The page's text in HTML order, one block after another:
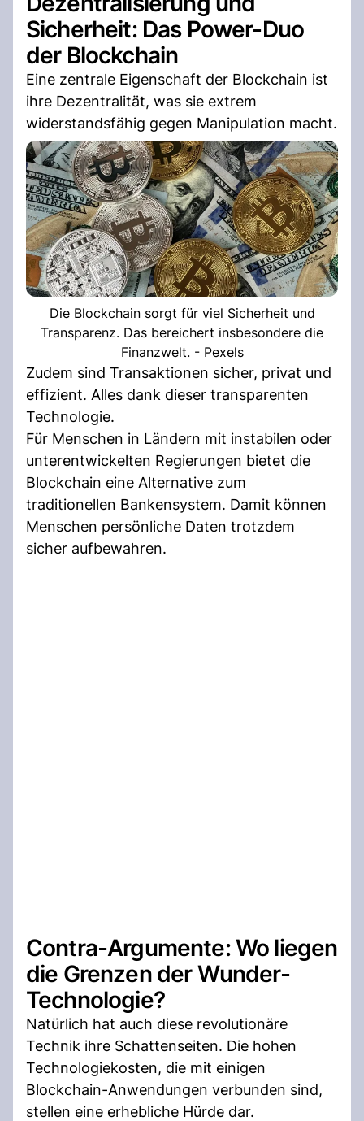
Sicherheit: Das Power-Duo
der Blockchain
Eine zentrale Eigenschaft der Blockchain ist
ihre Dezentralität, was sie extrem
widerstandsfähig gegen Manipulation macht.
Die Blockchain sorgt für viel Sicherheit und
Transparenz. Das bereichert insbesondere die
Finanzwelt. - Pexels
Zudem sind Transaktionen sicher, privat und
effizient. Alles dank dieser transparenten
Technologie.
Für Menschen in Ländern mit instabilen oder
unterentwickelten Regierungen bietet die
Blockchain eine Alternative zum
traditionellen Bankensystem. Damit können
Menschen persönliche Daten trotzdem
sicher aufbewahren.
Contra-Argumente: Wo liegen
die Grenzen der Wunder-
Technologie?
Natürlich hat auch diese revolutionäre
Technik ihre Schattenseiten. Die hohen
Technologiekosten, die mit einigen
Blockchain-Anwendungen verbunden sind,
stellen eine erhebliche Hürde dar.